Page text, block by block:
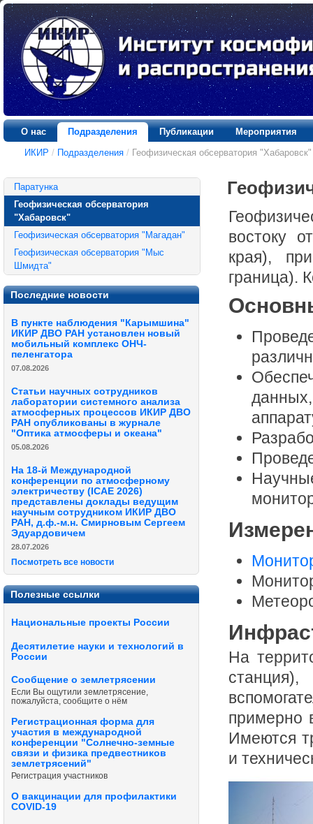
О нас Подразделения Публикации
Мероприятия
ИКИР / Подразделения / Геофизическая обсерватория "Хабаровск"
Паратунка
Геофизическая обсерватория
"Хабаровск"
Геофизическая обсерватория "Магадан"
Геофизическая обсерватория "Мыс
Шмидта"
Последние новости
В пункте наблюдения "Карымшина"
ИКИР ДВО РАН установлен новый
мобильный комплекс ОНЧ-
пеленгатора
07.08.2026
Статьи научных сотрудников
лаборатории системного анализа
атмосферных процессов ИКИР ДВО
РАН опубликованы в журнале
"Оптика атмосферы и океана"
05.08.2026
На 18-й Международной
конференции по атмосферному
электричеству (ICAE 2026)
представлены доклады ведущим
научным сотрудником ИКИР ДВО
РАН, д.ф.-м.н. Смирновым Сергеем
Эдуардовичем
28.07.2026
Посмотреть все новости
Полезные ссылки
Национальные проекты России
Десятилетие науки и технологий в
России
Сообщение о землетрясении
Если Вы ощутили землетрясение,
пожалуйста, сообщите о нём
Регистрационная форма для
участия в международной
конференции "Солнечно-земные
связи и физика предвестников
землетрясений"
Регистрация участников
О вакцинации для профилактики
COVID-19
востоку
края),
граница).
На
примерно
Имеются
и